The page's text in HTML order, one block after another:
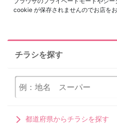
cookie が保存されませんのでお店を
チラシを探す
都道府県からチラシを探す